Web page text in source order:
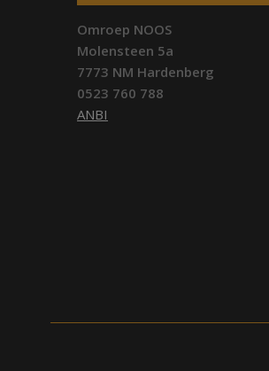
Omroep NOOS
Molensteen 5a
7773 NM Hardenberg
0523 760 788
ANBI